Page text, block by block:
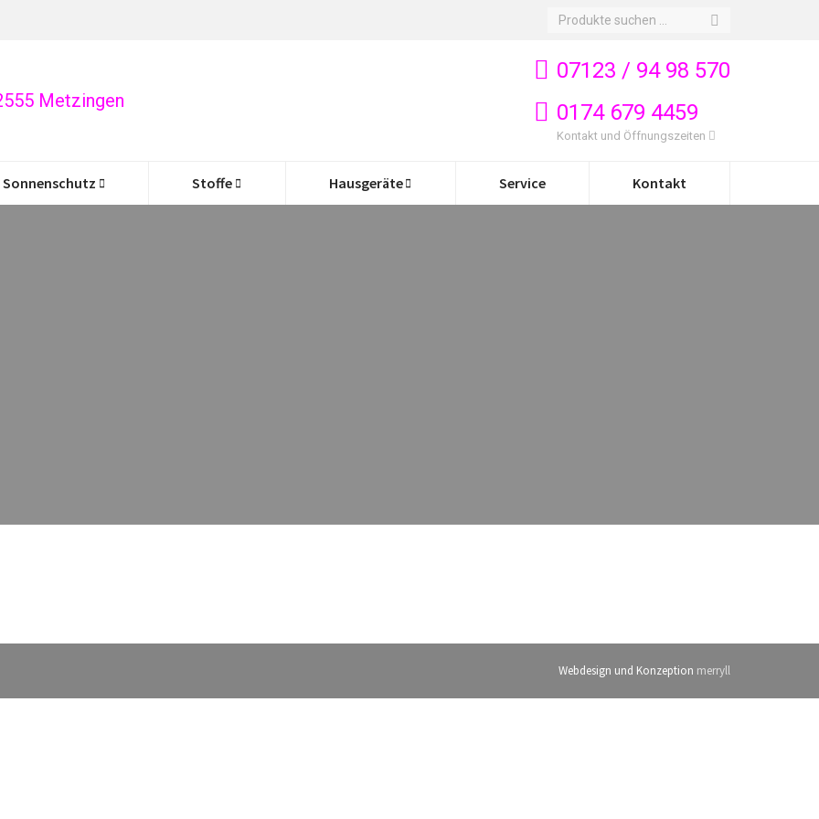
Search:
Metzingen
07123 / 94 98 570
0174 679 4459
Kontakt und Öffnungszeiten
Sonnenschutz Stoffe Hausgeräte Service Kontakt
Webdesign und Konzeption merryll